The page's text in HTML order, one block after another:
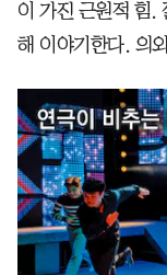
이 가진 근원적 힘.
해 이야기한다. 의